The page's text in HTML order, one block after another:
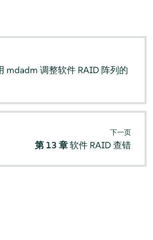
mdadm 调整软件 RAID 阵列的
下一页
第 13 章软件 RAID 查错